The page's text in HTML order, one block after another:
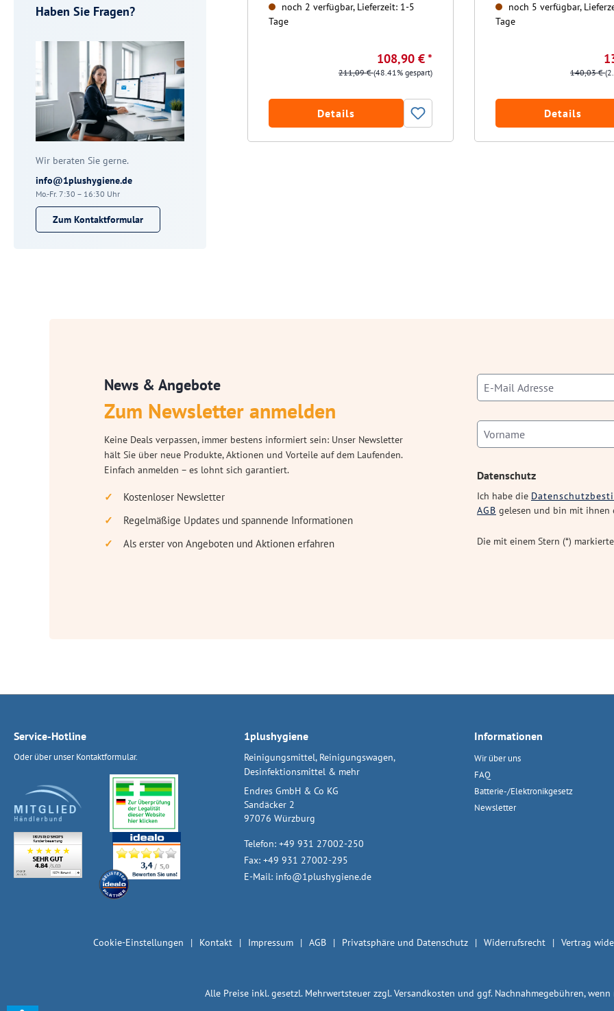
Haben Sie Fragen?
Wir beraten Sie gerne.
info@1plushygiene.de
Mo.-Fr. 7:30 – 16:30 Uhr
Zum Kontaktformular
noch 2 verfügbar, Lieferzeit: 1-5
Tage
108,90 € *
211,09 €(48.41% gespart)
Details
noch 5 verfügbar,
Tage
140,03 €
Details
News & Angebote
Zum Newsletter anmelden
Keine Deals verpassen, immer bestens informiert sein: Unser Newsletter
hält Sie über neue Produkte, Aktionen und Vorteile auf dem Laufenden.
Einfach anmelden – es lohnt sich garantiert.
Kostenloser Newsletter
Regelmäßige Updates und spannende Informationen
Als erster von Angeboten und Aktionen erfahren
Datenschutz
Ich habe die
AGB gelesen und bin mit ihnen
Die mit einem Stern (*)
Service-Hotline
Oder über unserKontaktformular.
1plushygiene
Reinigungsmittel, Reinigungswagen,
Desinfektionsmittel & mehr
Endres GmbH & Co KG
Sandäcker 2
97076 Würzburg
Telefon: +49 931 27002-250
Fax: +49 931 27002-295
E-Mail: info@1plushygiene.de
Informationen
Wir über uns
FAQ
Batterie-/Elektronikgesetz
Newsletter
Cookie-Einstellungen Kontakt Impressum AGB Privatsphäre und Datenschutz Widerrufsrecht Vertrag
Alle Preise inkl. gesetzl. Mehrwertsteuer zzgl.Versandkosten und ggf. Nachnahmegebühren,